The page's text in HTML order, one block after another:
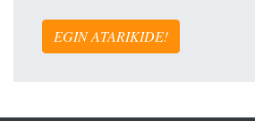
EGIN ATARIKIDE!